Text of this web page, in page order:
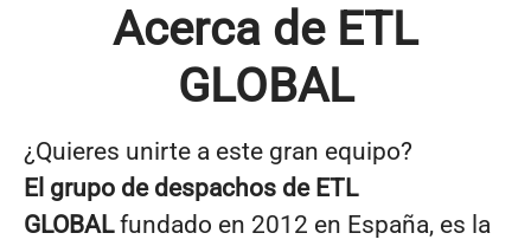
Acerca de ETL
GLOBAL
¿Quieres unirte a este gran equipo?
El grupo de despachos de ETL
GLOBALfundado en 2012 en España, es la